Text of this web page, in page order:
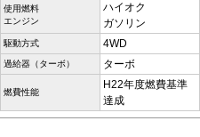
使用燃料
エンジン
ハイオク
ガソリン
駆動方式 4WD
過給器（ターボ） ターボ
燃費性能
H22年度燃費基準
達成